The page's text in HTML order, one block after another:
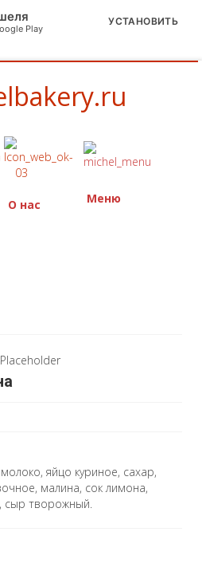
О нас
Меню
яйцо куриное, сахар,
малина, сок лимона,
сыр творожный.
Play
УСТАНОВИТЬ